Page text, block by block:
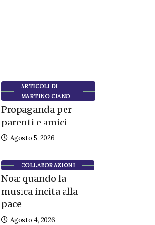
ARTICOLI DI
MARTINO CIANO
Propaganda per
parenti e amici
Agosto 5, 2026
COLLABORAZIONI
Noa: quando la
musica incita alla
pace
Agosto 4, 2026